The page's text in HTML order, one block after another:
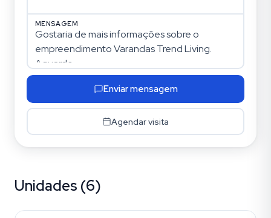
MENSAGEM
Enviar mensagem
Agendar visita
Unidades (6)
Nossa Senhora das Graças